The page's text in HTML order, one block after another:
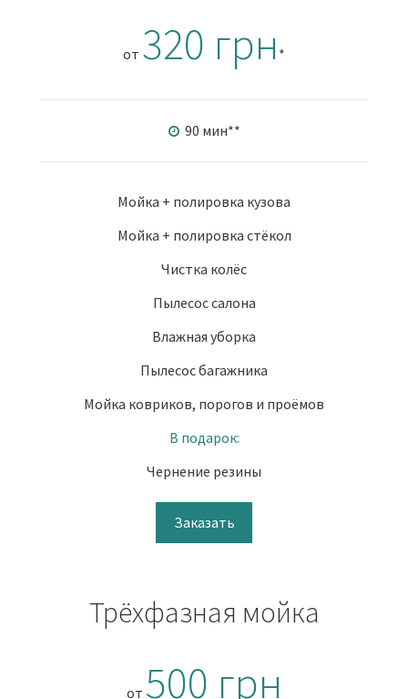
от 320 грн *
90 мин**
Мойка + полировка кузова
Мойка + полировка стёкол
Чистка колёс
Пылесос салона
Влажная уборка
Пылесос багажника
Мойка ковриков, порогов и проёмов
В подарок:
Чернение резины
Заказать
Трёхфазная мойка
от 500 грн